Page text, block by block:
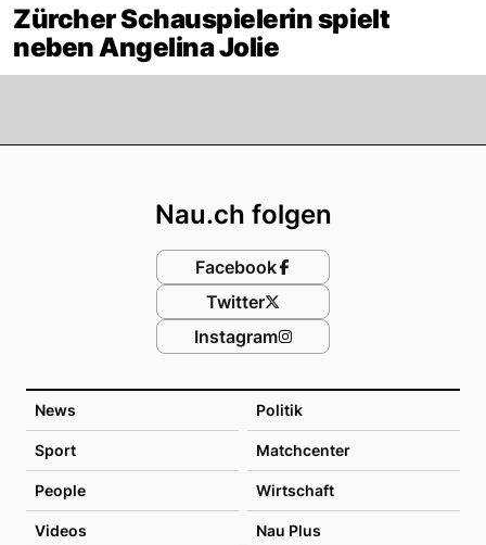
Zürcher Schauspielerin spielt
neben Angelina Jolie
News Politik
Sport Matchcenter
People Wirtschaft
Videos Nau Plus
Nau.ch folgen
Facebook
Twitter
Instagram